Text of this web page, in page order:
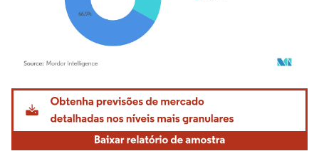
Imagem © Mordor Intelligence. O reuso requer atribuição conforme CC BY 4.0.